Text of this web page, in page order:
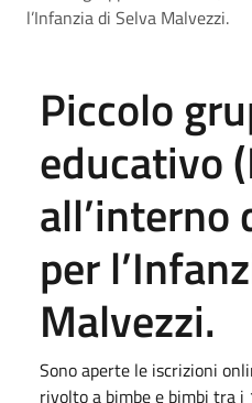
l’Infanzia di Selva Malvezzi.
Piccolo
educativo
all’interno
per
Malvezzi.
Sono aperte le iscrizioni
rivolto a bimbe e bimbi tra i